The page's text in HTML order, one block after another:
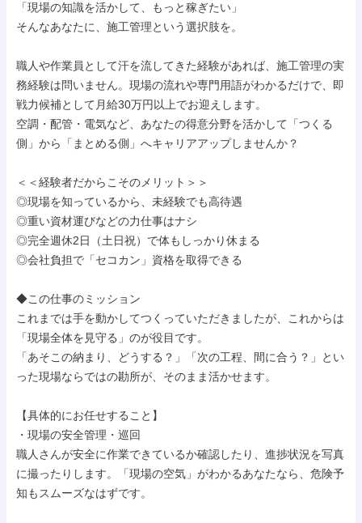
「現場の知識を活かして、もっと稼ぎたい」
そんなあなたに、施工管理という選択肢を。
職人や作業員として汗を流してきた経験があれば、施工管理の実
務経験は問いません。現場の流れや専門用語がわかるだけで、即
戦力候補として月給30万円以上でお迎えします。
空調・配管・電気など、あなたの得意分野を活かして「つくる
側」から「まとめる側」へキャリアアップしませんか？
＜＜経験者だからこそのメリット＞＞
◎現場を知っているから、未経験でも高待遇
◎重い資材運びなどの力仕事はナシ
◎完全週休2日（土日祝）で体もしっかり休まる
◎会社負担で「セコカン」資格を取得できる
◆この仕事のミッション
これまでは手を動かしてつくっていただきましたが、これからは
「現場全体を見守る」のが役目です。
「あそこの納まり、どうする？」「次の工程、間に合う？」とい
った現場ならではの勘所が、そのまま活かせます。
【具体的にお任せすること】
・現場の安全管理・巡回
職人さんが安全に作業できているか確認したり、進捗状況を写真
に撮ったりします。「現場の空気」がわかるあなたなら、危険予
知もスムーズなはずです。